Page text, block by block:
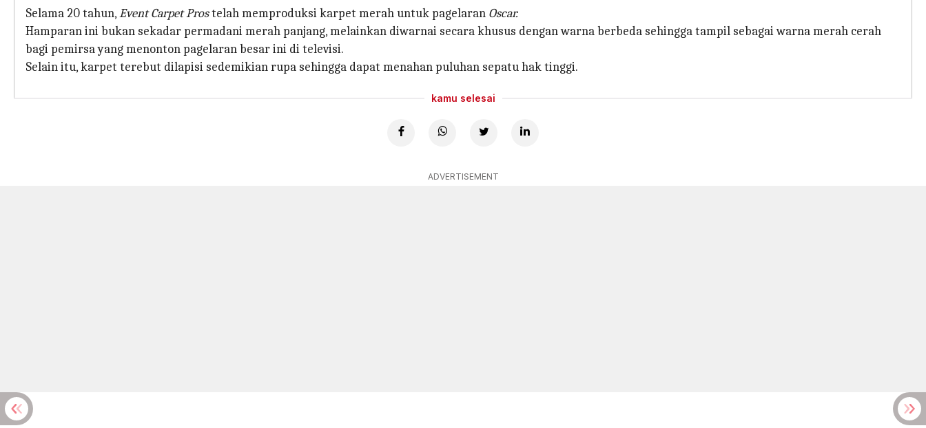
Selama 20 tahun,Event Carpet Prostelah memproduksi karpet merah untuk pagelaran Oscar.
Hamparan ini bukan sekadar permadani merah panjang, melainkan diwarnai secara khusus dengan warna berbeda sehingga tampil sebagai warna merah cerah
bagi pemirsa yang menonton pagelaran besar ini di televisi.
Selain itu, karpet terebut dilapisi sedemikian rupa sehingga dapat menahan puluhan sepatu hak tinggi.
kamu selesai
ADVERTISEMENT